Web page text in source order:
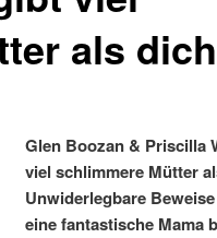
als
Glen Boozan & Priscilla
viel schlimmere Mütter
Unwiderlegbare
eine fantastische Mama